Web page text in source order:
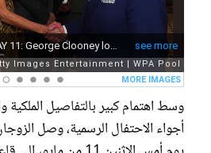
وسط اهتمام كبير بالتفاصيل
أجواء الاحتفال الرسمية، وصل